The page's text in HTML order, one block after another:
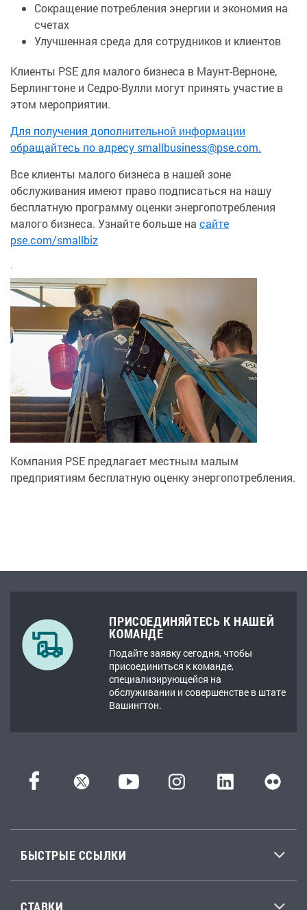
Сокращение потребления энергии и экономия на
счетах
Улучшенная среда для сотрудников и клиентов
Клиенты PSE для малого бизнеса в Маунт-Верноне,
Берлингтоне и Седро-Вулли могут принять участие в
этом мероприятии.
Для получения дополнительной информации
обращайтесь по адресу smallbusiness@pse.com.
Все клиенты малого бизнеса в нашей зоне
обслуживания имеют право подписаться на нашу
бесплатную программу оценки энергопотребления
малого бизнеса. Узнайте больше на сайте
pse.com/smallbiz
.
Компания PSE предлагает местным малым
предприятиям бесплатную оценку энергопотребления.
ПРИСОЕДИНЯЙТЕСЬ К НАШЕЙ
КОМАНДЕ
Подайте заявку сегодня, чтобы
присоединиться к команде,
специализирующейся на
обслуживании и совершенстве в штате
Вашингтон.
БЫСТРЫЕ ССЫЛКИ
СТАВКИ